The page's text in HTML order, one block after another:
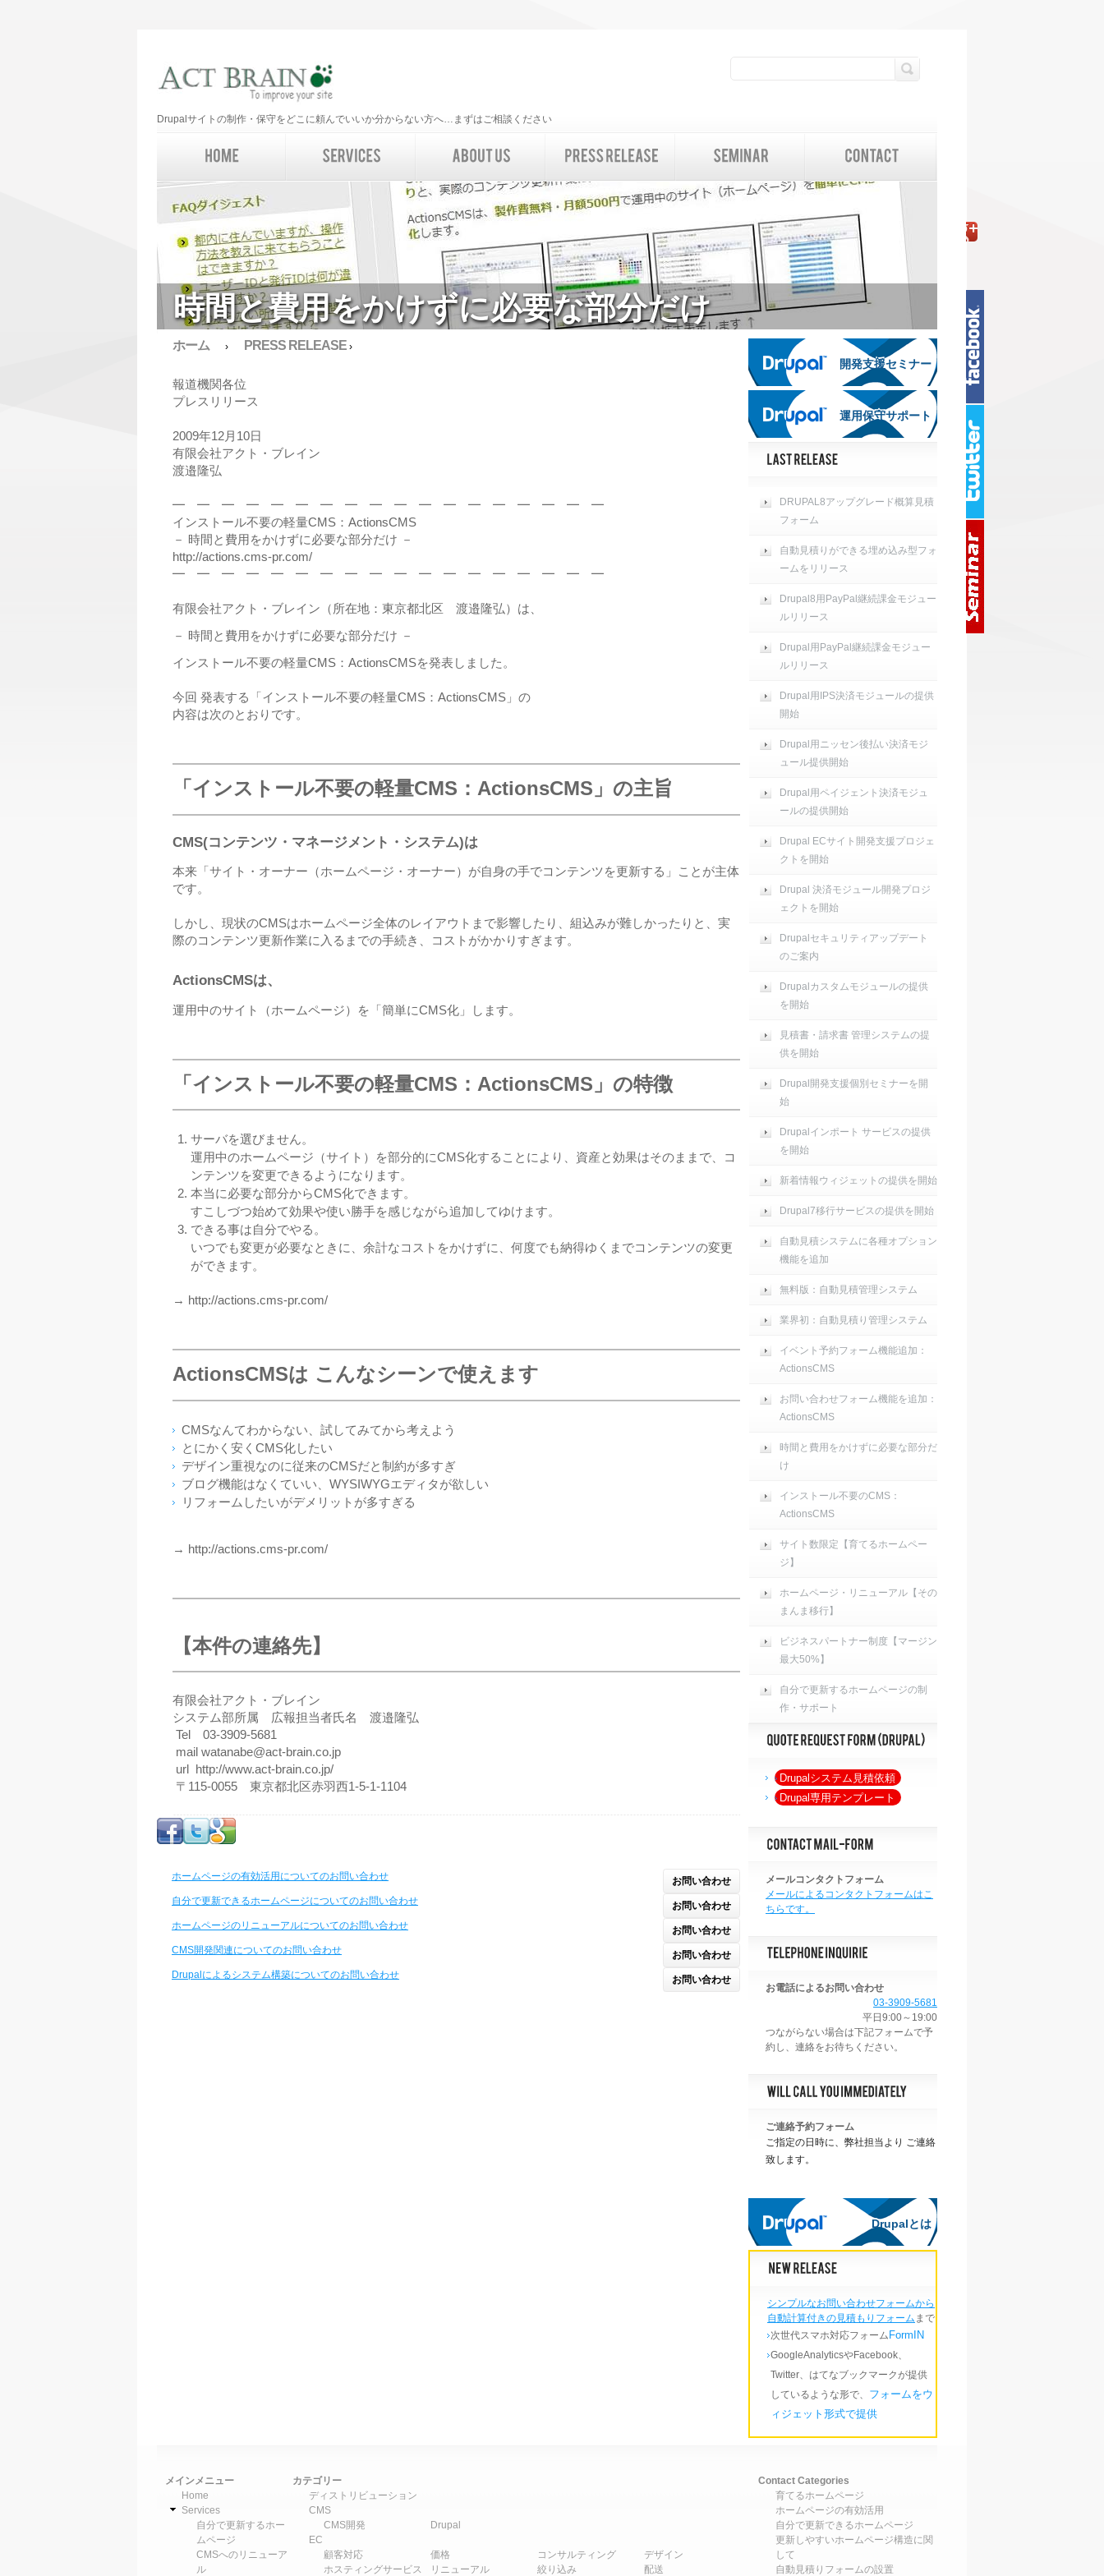
Drupalサイトの制作・保守をどこに頼んでいいか分からない方へ…まずはご相談ください
時間と費用をかけずに必要な部分だけ
開発支援セミナー
開発支援セミナー
運用保守サポート
運用保守サポート
DRUPAL8アップグレード概算見積
フォーム
自動見積りができる埋め込み型フォ
ームをリリース
Drupal8用PayPal継続課金モジュー
ルリリース
Drupal用PayPal継続課金モジュー
ルリリース
Drupal用IPS決済モジュールの提供
開始
Drupal用ニッセン後払い決済モジ
ュール提供開始
Drupal用ペイジェント決済モジュ
ールの提供開始
Drupal ECサイト開発支援プロジェ
クトを開始
Drupal 決済モジュール開発プロジ
ェクトを開始
Drupalセキュリティアップデート
のご案内
Drupalカスタムモジュールの提供
を開始
見積書・請求書 管理システムの提
供を開始
Drupal開発支援個別セミナーを開
始
Drupalインポート サービスの提供
を開始
新着情報ウィジェットの提供を開始
Drupal7移行サービスの提供を開始
自動見積システムに各種オプション
機能を追加
無料版：自動見積管理システム
業界初：自動見積り管理システム
イベント予約フォーム機能追加：
ActionsCMS
お問い合わせフォーム機能を追加：
ActionsCMS
時間と費用をかけずに必要な部分だ
け
インストール不要のCMS：
ActionsCMS
サイト数限定【育てるホームペー
ジ】
ホームページ・リニューアル【その
まんま移行】
ビジネスパートナー制度【マージン
最大50%】
自分で更新するホームページの制
作・サポート
Drupalシステム見積依頼
Drupal専用テンプレート
メールコンタクトフォーム
メールによるコンタクトフォームはこ
ちらです。
お電話によるお問い合わせ
03-3909-5681
平日9:00～19:00
ご連絡予約フォーム
ご指定の日時に、弊社担当より ご連絡
致します。
Drupalとは
Drupalとは
シンプルなお問い合わせフォームから
自動計算付きの見積もりフォーム まで
次世代スマホ対応フォーム FormIN
GoogleAnalyticsやFacebook、
Twitter、はてなブックマークが提供
しているような形で、 フォームをウ
ィジェット形式で提供
ホーム › PRESS RELEASE ›
報道機関各位
プレスリリース
2009年12月10日
有限会社アクト・ブレイン
渡邉隆弘
━ ━ ━ ━ ━ ━ ━ ━ ━ ━ ━ ━ ━ ━ ━ ━ ━ ━
インストール不要の軽量CMS：ActionsCMS
－ 時間と費用をかけずに必要な部分だけ －
http://actions.cms-pr.com/
━ ━ ━ ━ ━ ━ ━ ━ ━ ━ ━ ━ ━ ━ ━ ━ ━ ━
有限会社アクト・ブレイン（所在地：東京都北区 渡邉隆弘）は、
－ 時間と費用をかけずに必要な部分だけ －
インストール不要の軽量CMS：ActionsCMSを発表しました。
今回 発表する「インストール不要の軽量CMS：ActionsCMS」の
内容は次のとおりです。
「インストール不要の軽量CMS：ActionsCMS」の主旨
CMS(コンテンツ・マネージメント・システム)は
本来「サイト・オーナー（ホームページ・オーナー）が自身の手でコンテンツを更新する」ことが主体
です。
しかし、現状のCMSはホームページ全体のレイアウトまで影響したり、組込みが難しかったりと、実
際のコンテンツ更新作業に入るまでの手続き、コストがかかりすぎます。
ActionsCMSは、
運用中のサイト（ホームページ）を「簡単にCMS化」します。
「インストール不要の軽量CMS：ActionsCMS」の特徴
サーバを選びません。
運用中のホームページ（サイト）を部分的にCMS化することにより、資産と効果はそのままで、コ
ンテンツを変更できるようになります。
本当に必要な部分からCMS化できます。
すこしづつ始めて効果や使い勝手を感じながら追加してゆけます。
できる事は自分でやる。
いつでも変更が必要なときに、余計なコストをかけずに、何度でも納得ゆくまでコンテンツの変更
ができます。
→ http://actions.cms-pr.com/
ActionsCMSは こんなシーンで使えます
CMSなんてわからない、試してみてから考えよう
とにかく安くCMS化したい
デザイン重視なのに従来のCMSだと制約が多すぎ
ブログ機能はなくていい、WYSIWYGエディタが欲しい
リフォームしたいがデメリットが多すぎる
→ http://actions.cms-pr.com/
【本件の連絡先】
有限会社アクト・ブレイン
システム部所属 広報担当者氏名 渡邉隆弘
Tel 03-3909-5681
mail watanabe@act-brain.co.jp
url http://www.act-brain.co.jp/
〒115-0055 東京都北区赤羽西1-5-1-1104
ホームページの有効活用についてのお問い合わせ
お問い合わせ
自分で更新できるホームページについてのお問い合わせ
お問い合わせ
ホームページのリニューアルについてのお問い合わせ
お問い合わせ
CMS開発関連についてのお問い合わせ
お問い合わせ
Drupalによるシステム構築についてのお問い合わせ
お問い合わせ
メインメニュー
Home
Services
自分で更新するホー
ムページ
CMSへのリニューア
ル
カテゴリー
ディストリビューション
CMS
CMS開発
Drupal
EC
顧客対応
価格 コンサルティング
デザイン
ホスティングサービス
リニューアル 絞り込み 配送
Contact Categories
育てるホームページ
ホームページの有効活用
自分で更新できるホームページ
更新しやすいホームページ構造に関
して
自動見積りフォームの設置